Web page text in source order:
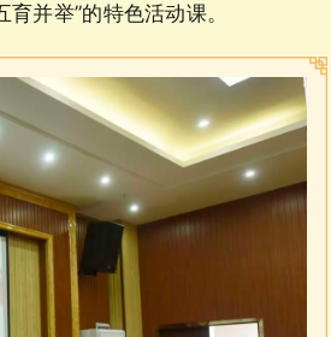
并举”的特色活动课。